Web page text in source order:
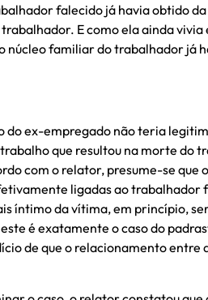
falecido já havia obtido
E como ela ainda vivia
núcleo familiar do trabalhador já
do ex-empregado não teria
que resultou na morte do
com o relator, presume-se
ligadas ao
íntimo da vítima, em princípio,
é exatamente o caso do
de que o relacionamento entre